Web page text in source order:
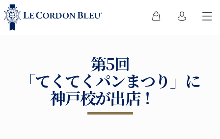
第5回
「てくてくパンまつり」に
神戸校が出店！